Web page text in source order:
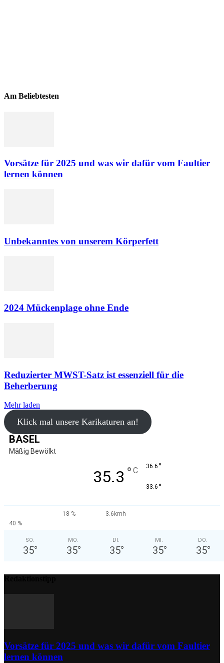
Am Beliebtesten
Vorsätze für 2025 und was wir dafür vom Faultier
lernen können
Unbekanntes von unserem Körperfett
2024 Mückenplage ohne Ende
Reduzierter MWST-Satz ist essenziell für die
Beherberung
Mehr laden
Klick mal unsere Karikaturen an!
BASEL
Mäßig Bewölkt
35.3 ° C 36.6 °
33.6 °
18 %
3.6kmh
40 %
SO.
35°
MO.
35°
DI.
35°
MI.
35°
DO.
35°
Vorsätze für 2025 und was wir dafür vom Faultier
lernen können